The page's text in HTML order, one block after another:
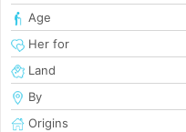
Age
Her for
Land
By
Origins